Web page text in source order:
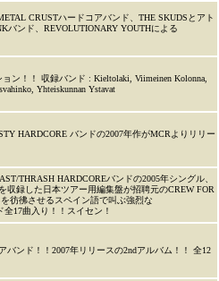
CRUSTハードコアバンド、THE SKUDSとアト
バンド、REVOLUTIONARY YOUTHによる
ン！！ 収録バンド : Kieltolaki, Viimeinen Kolonna,
Yhteiskunnan Ystavat
HARDCORE バンドの2007年作がMCRよりリリー
THRASH HARDCOREバンドの2005年シングル、
収録した日本ツアー用編集盤が招聘元のCREW FOR
彷彿させるスペイン語で叫ぶ強烈な
17曲入り！！スイセン！
バンド！！2007年リリースの2ndアルバム！！ 全12